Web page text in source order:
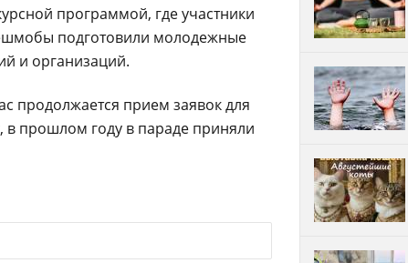
программой, где участники
подготовили молодежные
и организаций.
продолжается прием заявок для
в прошлом году в параде приняли